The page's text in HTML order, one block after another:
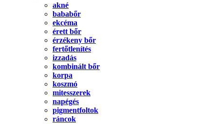
akné
bababőr
ekcéma
érett bőr
érzékeny bőr
fertőtlenítés
izzadás
kombinált bőr
korpa
koszmó
mitesszerek
napégés
pigmentfoltok
ráncok